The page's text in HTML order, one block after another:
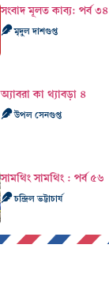
সংবাদ মূলত কাব‍্য: পর্ব ৩৪
মৃদুল দাশগুপ্ত
অ্যাবরা কা থ্যাবড়া ৪
উপল সেনগুপ্ত
সামথিং সামথিং : পর্ব ৫৬
চন্দ্রিল ভট্টাচার্য